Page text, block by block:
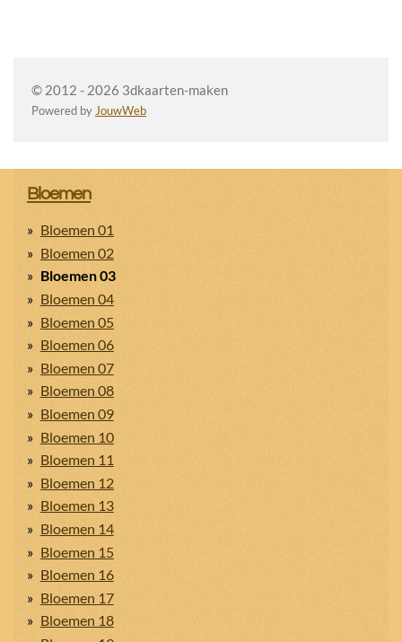
© 2012 - 2026 3dkaarten-maken
Powered by JouwWeb
Bloemen
Bloemen 01
Bloemen 02
Bloemen 03
Bloemen 04
Bloemen 05
Bloemen 06
Bloemen 07
Bloemen 08
Bloemen 09
Bloemen 10
Bloemen 11
Bloemen 12
Bloemen 13
Bloemen 14
Bloemen 15
Bloemen 16
Bloemen 17
Bloemen 18